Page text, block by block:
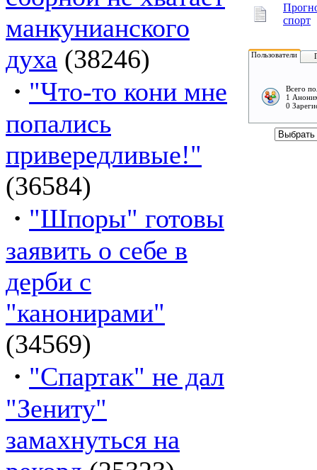
манкунианского
духа (38246)
· "Что-то кони мне
попались
привередливые!"
(36584)
· "Шпоры" готовы
заявить о себе в
дерби с
"канонирами"
(34569)
· "Спартак" не дал
"Зениту"
замахнуться на
спорт
Пользователи
Всего
1
0